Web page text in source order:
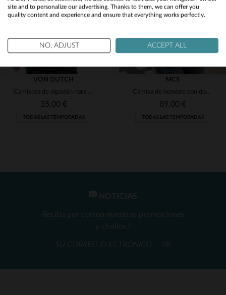
TALLAS DISPONIBLES
S
VON DUTCH
Camiseta de algodón naranja con logo negro.
35,00 €
TODAS LAS TEMPORADAS
TALLAS DISPONIBLES
M
MCS
Camisa de hombre con doble bolsillo roja
89,00 €
TODAS LAS TEMPORADAS
NOTICIAS
Reciba por correo nuestras promociones
y chollos !
OK
No
Yes
site and to personalize our advertising. Thanks to them, we can offer you
quality content and experience and ensure that everything works perfectly.
NO, ADJUST ACCEPT ALL